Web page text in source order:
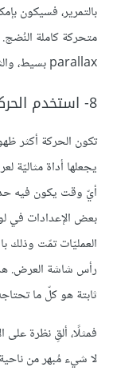
بالتمرير، فسيكون
متحركة كاملة النُضج.
parallax بسيط، والثاني حركة تمرير أكثر تعقيدًا مفعلة بحدَث.
8- استخدم الحركة للإشعارات
تكون الحركة أكثر
يجعلها أداة مثاليّة
أيّ وقت يكون فيه
بعض الإعدادات في
العمليّات تمّت
رأس شاشة العرض.
ثابتة هو كلّ ما
فمثلًا، ألقِ نظرة
لا شيء مُبهر من